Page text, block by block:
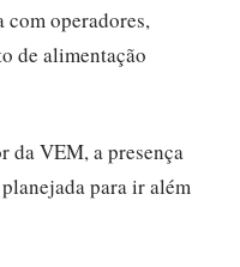
com operadores,
de alimentação
da VEM, a presença
para ir além